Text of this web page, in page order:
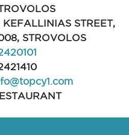
KEFALLINIAS STREET,
STROVOLOS